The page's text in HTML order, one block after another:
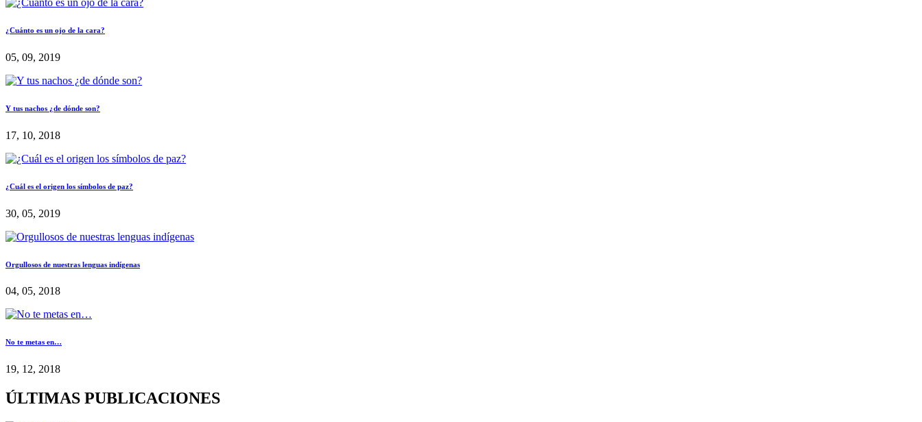
¿Cuánto es un ojo de la cara?
05, 09, 2019
Y tus nachos ¿de dónde son?
17, 10, 2018
¿Cuál es el origen los símbolos de paz?
30, 05, 2019
Orgullosos de nuestras lenguas indígenas
04, 05, 2018
No te metas en…
19, 12, 2018
ÚLTIMAS PUBLICACIONES